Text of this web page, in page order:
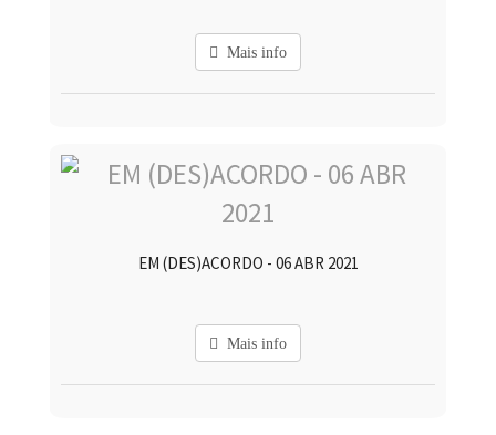
Mais info
EM (DES)ACORDO - 06 ABR 2021
Mais info